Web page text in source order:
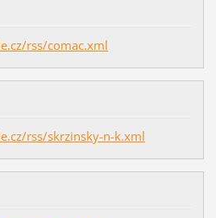
rss/comac.xml
rss/skrzinsky-n-k.xml